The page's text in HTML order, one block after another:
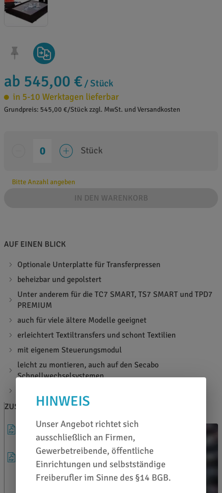
ab 545,00 € / Stück
in 5-10 Werktagen lieferbar
Grundpreis: 545,00 €/Stück zzgl. MwSt. und Versandkosten
Stück
Bitte Anzahl angeben
IN DEN WARENKORB
AUF EINEN BLICK
Optionale Unterplatte für Transferpressen
beheizbar und gepolstert
Unter anderem für die TC7 SMART, TS7 SMART und TPD7
PREMIUM
auch für viele ältere Modelle geeignet
erleichtert Textiltransfers und schont Textilien
mit eigenem Steuerungsmodul
leicht zu montieren, auch auf den Secabo
Schnellwechselsystemen
ZUSATZINFOS
DATENBLATT
HANDBUCH
HINWEIS
Unser Angebot richtet sich
ausschließlich an Firmen,
Gewerbetreibende, öffentliche
Einrichtungen und selbstständige
Freiberufler im Sinne des §14 BGB.